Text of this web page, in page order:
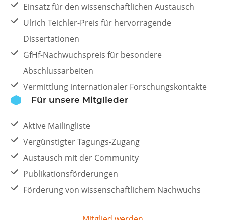
Einsatz für den wissenschaftlichen Austausch
Ulrich Teichler-Preis für hervorragende
Dissertationen
GfHf-Nachwuchspreis für besondere
Abschlussarbeiten
Vermittlung internationaler Forschungskontakte
Für unsere Mitglieder
Aktive Mailingliste
Vergünstigter Tagungs-Zugang
Austausch mit der Community
Publikationsförderungen
Förderung von wissenschaftlichem Nachwuchs